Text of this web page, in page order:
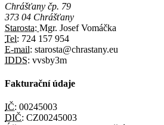
Chrášťany čp. 79
373 04 Chrášťany
Starosta: Mgr. Josef Vomáčka
Tel: 724 157 954
E-mail: starosta@chrastany.eu
IDDS: vvsby3m
Fakturační údaje
IČ: 00245003
DIČ: CZ00245003